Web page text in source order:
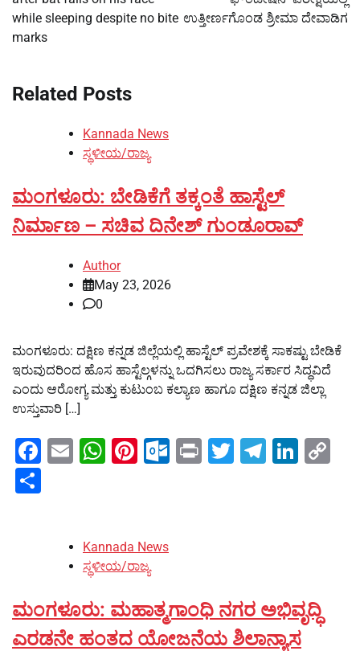
while sleeping despite no bite
marks
ಉತ್ತೀರ್ಣಗೊಂಡ ಶ್ರೀಮಾ ದೇವಾಡಿಗ
Related Posts
Kannada News
ಸ್ಥಳೀಯ/ರಾಜ್ಯ
ಮಂಗಳೂರು: ಬೇಡಿಕೆಗೆ ತಕ್ಕಂತೆ ಹಾಸ್ಟೆಲ್
ನಿರ್ಮಾಣ – ಸಚಿವ ದಿನೇಶ್ ಗುಂಡೂರಾವ್
Author
May 23, 2026
0
ಮಂಗಳೂರು: ದಕ್ಷಿಣ ಕನ್ನಡ ಜಿಲ್ಲೆಯಲ್ಲಿ ಹಾಸ್ಟೆಲ್ ಪ್ರವೇಶಕ್ಕೆ ಸಾಕಷ್ಟು ಬೇಡಿಕೆ
ಇರುವುದರಿಂದ ಹೊಸ ಹಾಸ್ಟೆಲ್ಗಳನ್ನು ಒದಗಿಸಲು ರಾಜ್ಯ ಸರ್ಕಾರ ಸಿದ್ಧವಿದೆ
ಎಂದು ಆರೋಗ್ಯ ಮತ್ತು ಕುಟುಂಬ ಕಲ್ಯಾಣ ಹಾಗೂ ದಕ್ಷಿಣ ಕನ್ನಡ ಜಿಲ್ಲಾ
ಉಸ್ತುವಾರಿ […]
Facebook
EmailWhatsApp
Pinterest
Outlook.com
PrintTwitter
Kannada News
ಸ್ಥಳೀಯ/ರಾಜ್ಯ
ಮಂಗಳೂರು: ಮಹಾತ್ಮಗಾಂಧಿ ನಗರ ಅಭಿವೃದ್ಧಿ
ಎರಡನೇ ಹಂತದ ಯೋಜನೆಯ ಶಿಲಾನ್ಯಾಸ